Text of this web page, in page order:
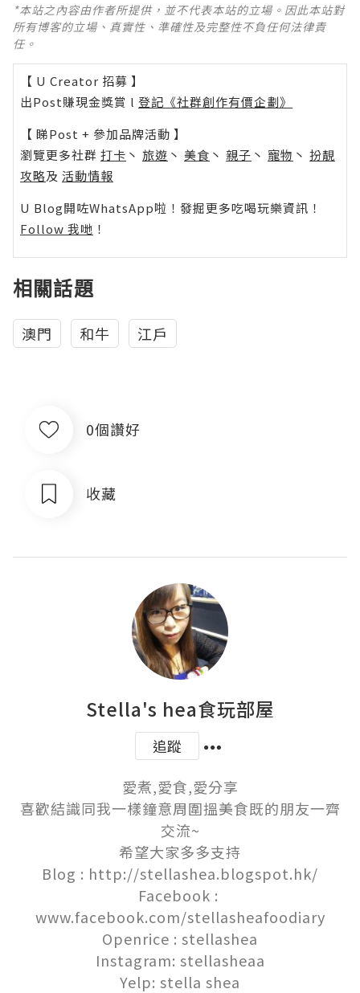
*本站之內容由作者所提供，並不代表本站的立場。因此本站對
所有博客的立場、真實性、準確性及完整性不負任何法律責
任。
【 U Creator 招募 】
出Post賺現金獎賞 l 登記《社群創作有價企劃》
【 睇Post + 參加品牌活動 】
瀏覽更多社群 打卡 丶 旅遊 丶 美食 丶 親子 丶 寵物 丶 扮靚
攻略及 活動情報
U Blog開咗WhatsApp啦！發掘更多吃喝玩樂資訊！
Follow 我哋 ！
相關話題
澳門 和牛 江戶
0個讚好
收藏
Stella's hea食玩部屋
追蹤
愛煮,愛食,愛分享
喜歡結識同我一樣鐘意周圍搵美食既的朋友一齊
交流~
希望大家多多支持
Blog : http://stellashea.blogspot.hk/
Facebook :
www.facebook.com/stellasheafoodiary
Openrice : stellashea
Instagram: stellasheaa
Yelp: stella shea